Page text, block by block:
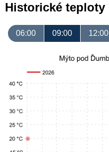
Historické teploty
06:00 09:00 12:00